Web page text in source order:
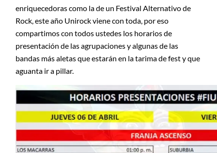
enriquecedoras como la de un Festival Alternativo de
Rock, este año Unirock viene con toda, por eso
compartimos con todos ustedes los horarios de
presentación de las agrupaciones y algunas de las
bandas más aletas que estarán en la tarima de fest y que
aguanta ir a pillar.